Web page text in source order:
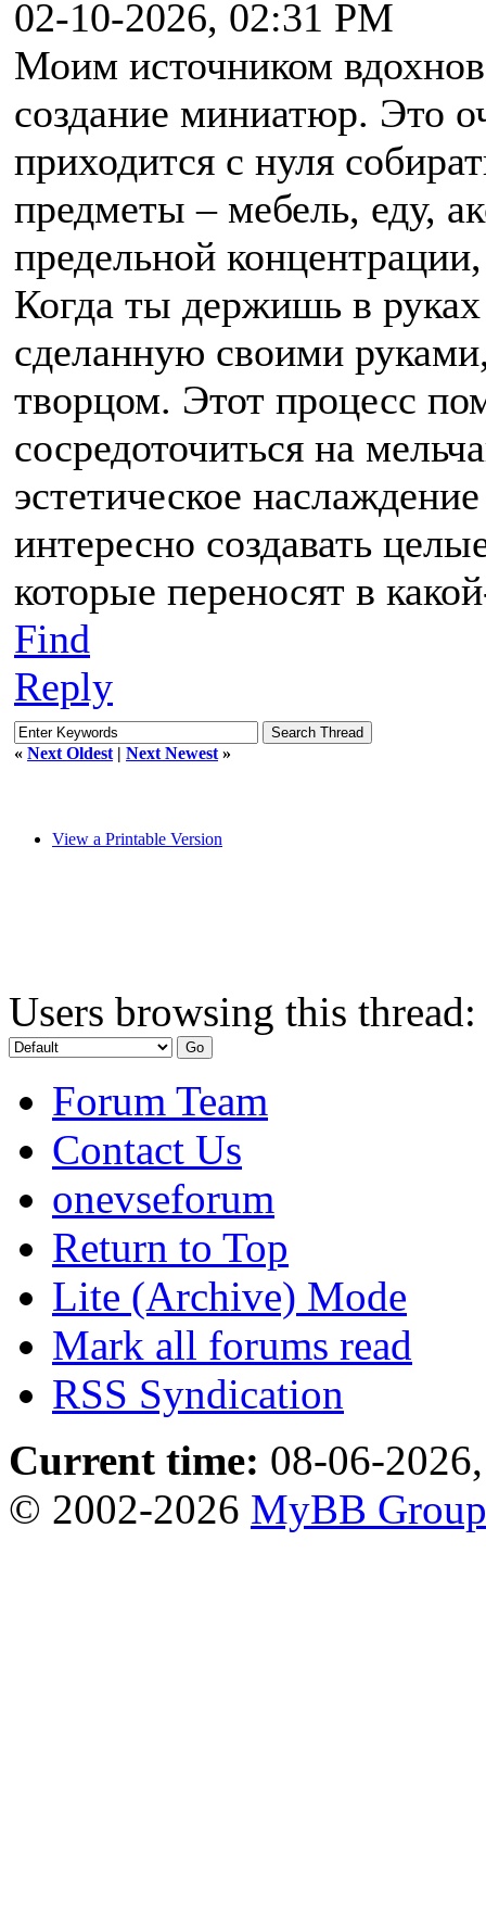
02-10-2026, 02:31 PM
Моим источником
создание миниатюр. Это
приходится с нуля
предметы – мебель, еду,
предельной
Когда ты держишь в
сделанную своими
творцом. Этот процесс
сосредоточиться на
эстетическое
интересно создавать
которые переносят в
Find
Reply
« Next Oldest | Next Newest »
View a Printable Version
Users browsing this
Forum Team
Contact Us
onevseforum
Return to Top
Lite (Archive) Mode
Mark all forums read
RSS Syndication
Current time: 08-06-
© 2002-2026 MyBB Group